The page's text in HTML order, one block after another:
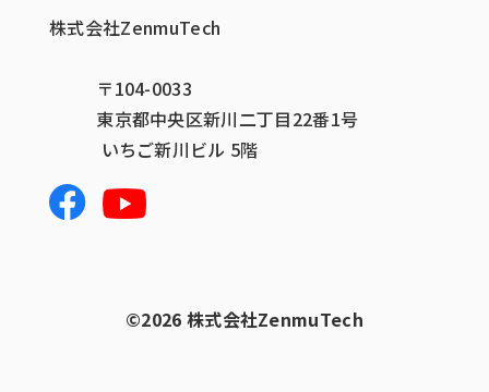
株式会社ZenmuTech
〒104-0033
東京都中央区新川二丁目22番1号
いちご新川ビル 5階
©️2026 株式会社ZenmuTech